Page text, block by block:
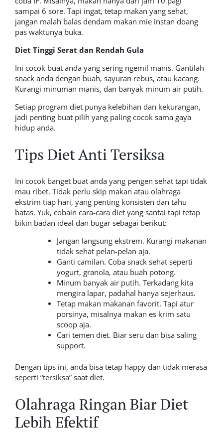
sampai 6 sore. Tapi ingat, tetap makan yang sehat,
jangan malah balas dendam makan mie instan doang
pas waktunya buka.
Diet Tinggi Serat dan Rendah Gula
Ini cocok buat anda yang sering ngemil manis. Gantilah
snack anda dengan buah, sayuran rebus, atau kacang.
Kurangi minuman manis, dan banyak minum air putih.
Setiap program diet punya kelebihan dan kekurangan,
jadi penting buat pilih yang paling cocok sama gaya
hidup anda.
Tips Diet Anti Tersiksa
Ini cocok banget buat anda yang pengen sehat tapi tidak
mau ribet. Tidak perlu skip makan atau olahraga
ekstrim tiap hari, yang penting konsisten dan tahu
batas. Yuk, cobain cara-cara diet yang santai tapi tetap
bikin badan ideal dan bugar sebagai berikut:
Jangan langsung ekstrem. Kurangi makanan
tidak sehat pelan-pelan aja.
Ganti camilan. Coba snack sehat seperti
yogurt, granola, atau buah potong.
Minum banyak air putih. Terkadang kita
mengira lapar, padahal hanya sejerhaus.
Tetap makan makanan favorit. Tapi atur
porsinya, misalnya makan es krim satu
scoop aja.
Cari temen diet. Biar seru dan bisa saling
support.
Dengan tips ini, anda bisa tetap happy dan tidak merasa
seperti “tersiksa” saat diet.
Olahraga Ringan Biar Diet
Lebih Efektif